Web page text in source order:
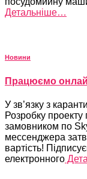
Детальніше…
Новини
Працюємо
У зв’язку з
Розробку
замовником по
мессенджера
вартість!
електронного